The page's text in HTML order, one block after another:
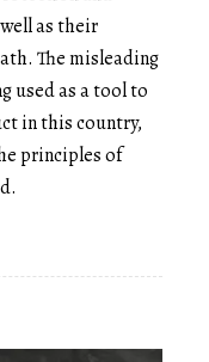
as their
The misleading
used as a tool to
in this country,
principles of